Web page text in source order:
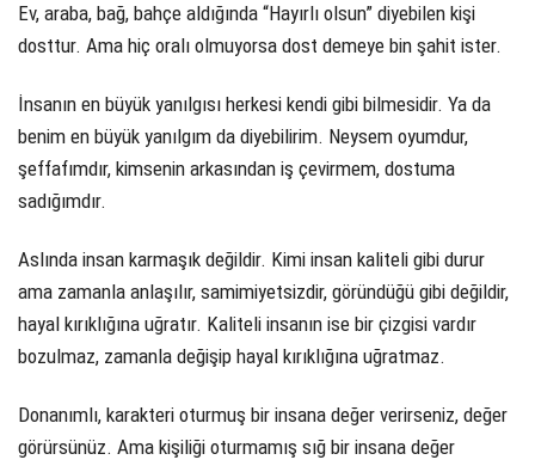
Ev, araba, bağ, bahçe aldığında “Hayırlı olsun” diyebilen kişi
dosttur. Ama hiç oralı olmuyorsa dost demeye bin şahit ister.
İnsanın en büyük yanılgısı herkesi kendi gibi bilmesidir. Ya da
benim en büyük yanılgım da diyebilirim. Neysem oyumdur,
şeffafımdır, kimsenin arkasından iş çevirmem, dostuma
sadığımdır.
Aslında insan karmaşık değildir. Kimi insan kaliteli gibi durur
ama zamanla anlaşılır, samimiyetsizdir, göründüğü gibi değildir,
hayal kırıklığına uğratır. Kaliteli insanın ise bir çizgisi vardır
bozulmaz, zamanla değişip hayal kırıklığına uğratmaz.
Donanımlı, karakteri oturmuş bir insana değer verirseniz, değer
görürsünüz. Ama kişiliği oturmamış sığ bir insana değer